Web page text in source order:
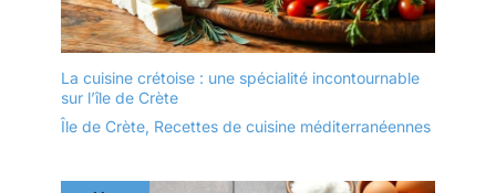
d'autres articles de table.
Les assiettes blanches
brillantes classiques
conviennent aussi bien
qu'aux occasions
La cuisine crétoise : une spécialité incontournable
sur l’île de Crète
Île de Crète, Recettes de cuisine méditerranéennes